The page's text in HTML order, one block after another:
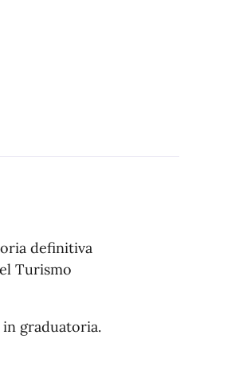
definitiva
Turismo
graduatoria.